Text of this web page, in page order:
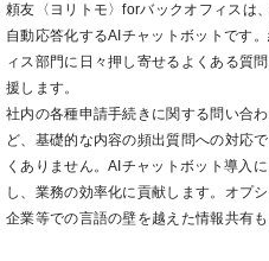
頼友〈ヨリトモ〉forバックオフィスは
自動応答化するAIチャットボットです
ィス部門に日々押し寄せるよくある質
援します。
社内の各種申請手続きに関する問い合
ど、基礎的な内容の頻出質問への対応
くありません。AIチャットボット導入
し、業務の効率化に貢献します。オプ
企業等での言語の壁を越えた情報共有も